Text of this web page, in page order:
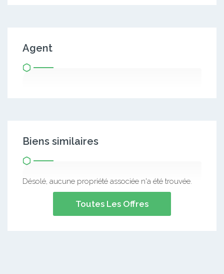
Agent
Biens similaires
Désolé, aucune propriété associée n'a été trouvée.
Toutes Les Offres